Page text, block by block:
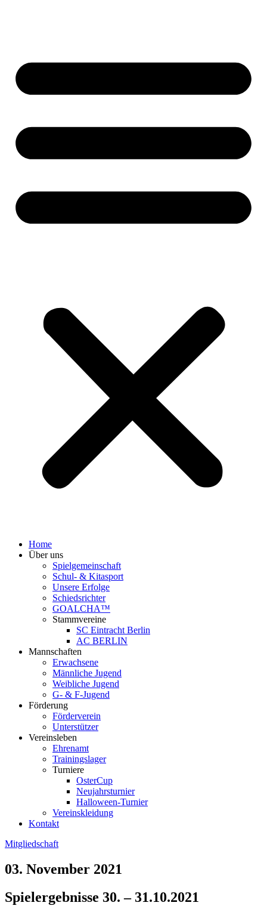
Home
Über uns
Spielgemeinschaft
Schul- & Kitasport
Unsere Erfolge
Schiedsrichter
GOALCHA™
Stammvereine
SC Eintracht Berlin
AC BERLIN
Mannschaften
Erwachsene
Männliche Jugend
Weibliche Jugend
G- & F‑Jugend
Förderung
Förderverein
Unterstützer
Vereinsleben
Ehrenamt
Trainingslager
Turniere
OsterCup
Neujahrsturnier
Halloween-Turnier
Vereinskleidung
Kontakt
Mitgliedschaft
03. November 2021
Spielergebnisse 30. – 31.10.2021